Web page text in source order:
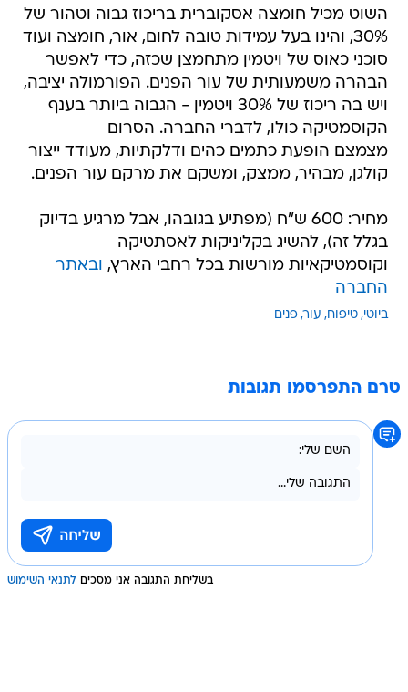
השוט מכיל חומצה אסקוברית בריכוז גבוה וטהור של
30%, והינו בעל עמידות טובה לחום, אור, חומצה ועוד
סוכני כאוס של ויטמין מתחמצן שכזה, כדי לאפשר
הבהרה משמעותית של עור הפנים. הפורמולה יציבה,
ויש בה ריכוז של 30% ויטמין - הגבוה ביותר בענף
הקוסמטיקה כולו, לדברי החברה. הסרום
מצמצם הופעת כתמים כהים ודלקתיות, מעודד ייצור
קולגן, מבהיר, ממצק, ומשקם את מרקם עור הפנים.
מחיר: 600 ש"ח (מפתיע בגובהו, אבל מרגיע בדיוק
בגלל זה), להשיג בקליניקות לאסתטיקה
וקוסמטיקאיות מורשות בכל רחבי הארץ, ובאתר
החברה
ביוטי טיפוח עור פנים
טרם התפרסמו תגובות
בשליחת התגובה אני מסכים לתנאי השימוש